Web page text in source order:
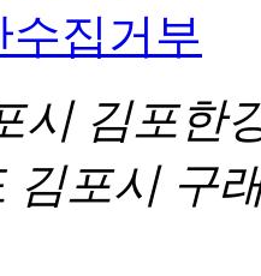
수집거부
시 김포한
김포시 구